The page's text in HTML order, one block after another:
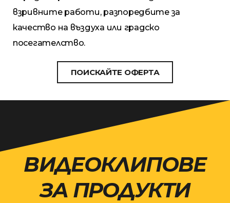
взривните работи, разпоредбите за
качество на въздуха или градско
посегателство.
ПОИСКАЙТЕ ОФЕРТА
ВИДЕОКЛИПОВЕ
ЗА ПРОДУКТИ